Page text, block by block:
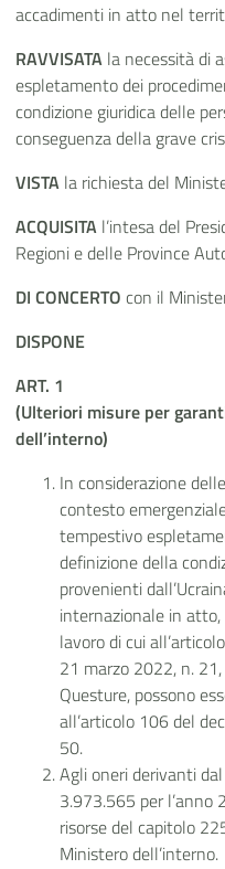
accadimenti in atto nel
RAVVISATA la necessitàdi
espletamento dei
condizione giuridica delle
conseguenza della grave
VISTA la richiesta del
ACQUISITA l’intesa del
Regioni e delle Province
DI CONCERTO con il
DISPONE
ART. 1
(Ulteriori misure per
dell’interno)
In considerazione
contesto
tempestivo
definizione della
provenienti
internazionale in
lavoro di cui
21 marzo 2022, n.
Questure, possono
all’articolo 106 del
50.
Agli oneri derivanti
3.973.565 per l’anno
risorse del capitolo
Ministero dell’interno.